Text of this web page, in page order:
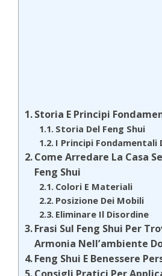
Storia E Principi
Storia Del Feng Shui
I Principi Fondamentali
Come Arredare La Casa
Feng Shui
Colori E Materiali
Posizione Dei Mobili
Eliminare Il Disordine
Frasi Sul Feng Shui Per
Armonia Nell’ambiente
Feng Shui E Benessere
Consigli Pratici Per